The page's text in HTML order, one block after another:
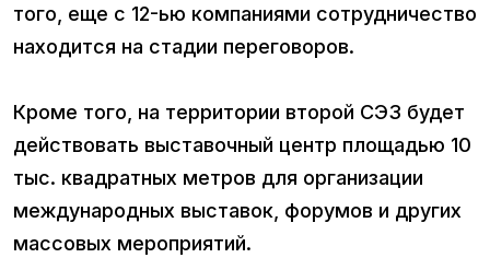
того, еще с 12-ью компаниями сотрудничество
находится на стадии переговоров.
Кроме того, на территории второй СЭЗ будет
действовать выставочный центр площадью 10
тыс. квадратных метров для организации
международных выставок, форумов и других
массовых мероприятий.